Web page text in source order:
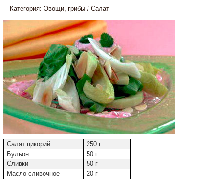
Категория: Овощи, грибы / Салат
Салат цикорий
250 г
Бульон
50 г
Сливки
50 г
Масло сливочное
20 г